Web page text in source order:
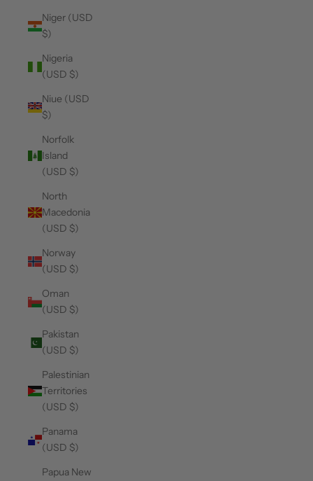
Niger (USD
$)
Nigeria
(USD $)
Niue (USD
$)
Norfolk
Island
(USD $)
North
Macedonia
(USD $)
Norway
(USD $)
Oman
(USD $)
Pakistan
(USD $)
Palestinian
Territories
(USD $)
Panama
(USD $)
Papua New